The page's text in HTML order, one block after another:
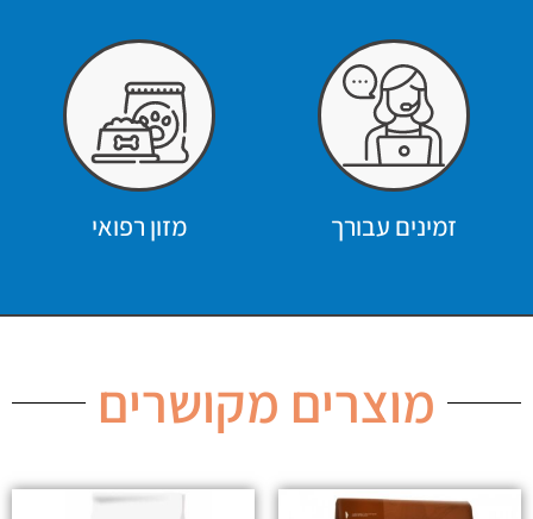
זמינים עבורך מזון רפואי
מוצרים מקושרים